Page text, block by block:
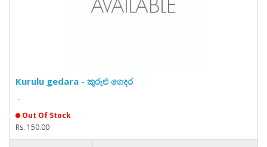
Kurulu gedara - කුරුළු ගෙදර
..
Out Of Stock
Rs. 150.00